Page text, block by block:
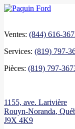
Ventes: (844) 616-
Services: (819) 797-
Pièces: (819) 797-
1155, ave. Larivière
Rouyn-Noranda,
J9X 4K9